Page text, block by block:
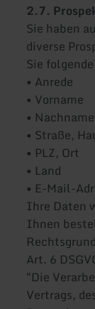
2.7.
Sie haben
diverse
Sie
• Anrede
• Vorname
• Nachname
• Straße,
• PLZ, Ort
• Land
• E-Mail-
Ihre Daten
Ihnen
Art. 6
"Die
Vertrags,